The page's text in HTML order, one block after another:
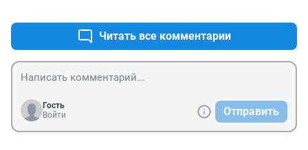
Читать все комментарии
Гость
Войти
Отправить